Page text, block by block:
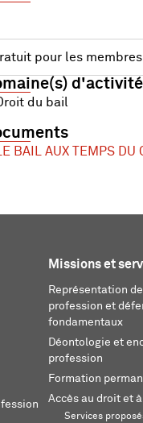
pour les
d'activité
du bail
BAIL AUX TEMPS
Missions et
Représentation
profession et
fondamentaux
Déontologie et
profession
Formation
Accès au droit et
Services